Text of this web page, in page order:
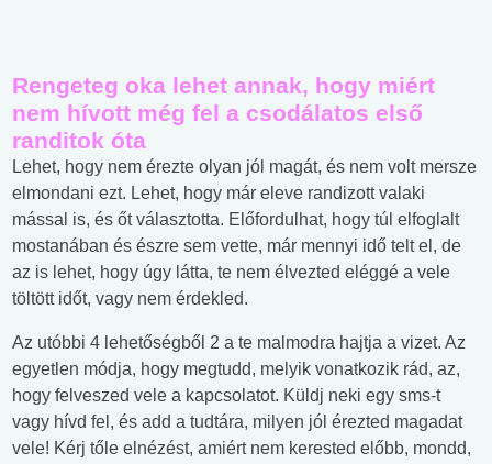
Rengeteg oka lehet annak, hogy miért
nem hívott még fel a csodálatos első
randitok óta
Lehet, hogy nem érezte olyan jól magát, és nem volt mersze
elmondani ezt. Lehet, hogy már eleve randizott valaki
mással is, és őt választotta. Előfordulhat, hogy túl elfoglalt
mostanában és észre sem vette, már mennyi idő telt el, de
az is lehet, hogy úgy látta, te nem élvezted eléggé a vele
töltött időt, vagy nem érdekled.
Az utóbbi 4 lehetőségből 2 a te malmodra hajtja a vizet. Az
egyetlen módja, hogy megtudd, melyik vonatkozik rád, az,
hogy felveszed vele a kapcsolatot. Küldj neki egy sms-t
vagy hívd fel, és add a tudtára, milyen jól érezted magadat
vele! Kérj tőle elnézést, amiért nem kerested előbb, mondd,